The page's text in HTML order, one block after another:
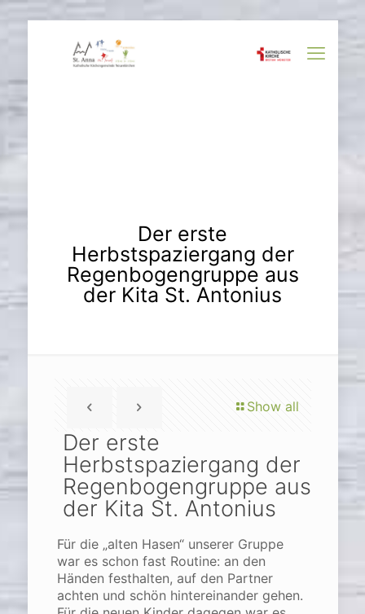
Der erste
Herbstspaziergang der
Regenbogengruppe aus
der Kita St. Antonius
Show all
Der erste
Herbstspaziergang der
Regenbogengruppe aus
der Kita St. Antonius
Für die „alten Hasen“ unserer Gruppe
war es schon fast Routine: an den
Händen festhalten, auf den Partner
achten und schön hintereinander gehen.